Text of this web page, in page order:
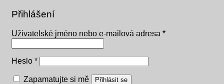
Přihlášení
Uživatelské jméno nebo e-mailová adresa *Povinné
Heslo *Povinné
Zapamatujte si mě Přihlásit se